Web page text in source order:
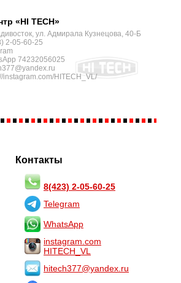
«HI TECH»
ул. Адмирала Кузнецова, 40-Б
2-05-60-25
74232056025
instagram.com/HITECH_VL/
Контакты
8(423) 2-05-60-25
Telegram
WhatsApp
instagram.com
HITECH_VL
hitech377@yandex.ru